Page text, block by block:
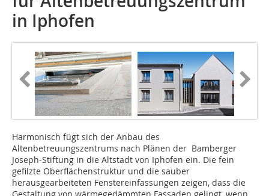
in Iphofen
Harmonisch fügt sich der Anbau des
Altenbetreuungszentrums nach Plänen der Bamberger
Joseph-Stiftung in die Altstadt von Iphofen ein. Die fein
gefilzte Oberflächenstruktur und die sauber
herausgearbeiteten Fenstereinfassungen zeigen, dass die